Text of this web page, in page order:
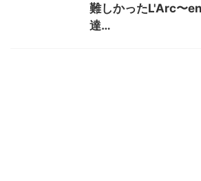
難しかったL'Arc〜
達…